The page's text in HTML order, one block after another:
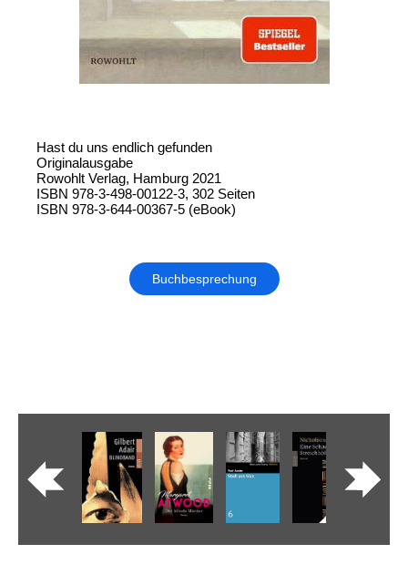
Hast du uns endlich gefunden
Originalausgabe
Rowohlt Verlag, Hamburg 2021
ISBN 978-3-498-00122-3, 302 Seiten
ISBN 978-3-644-00367-5 (eBook)
Buchbesprechung